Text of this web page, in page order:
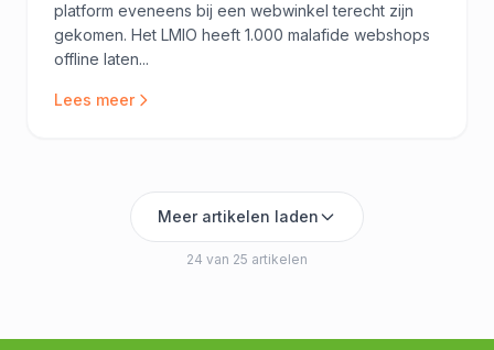
platform eveneens bij een webwinkel terecht zijn
gekomen. Het LMIO heeft 1.000 malafide webshops
offline laten...
Lees meer
Meer artikelen laden
24 van 25 artikelen